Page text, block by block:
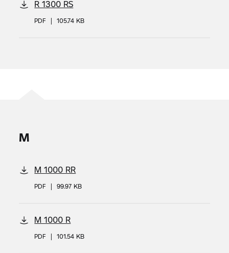
R 1300 RS
PDF | 105.74 KB
M
M 1000 RR
PDF | 99.97 KB
M 1000 R
PDF | 101.54 KB